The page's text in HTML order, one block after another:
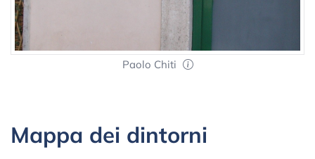
Paolo Chiti
Mappa dei dintorni